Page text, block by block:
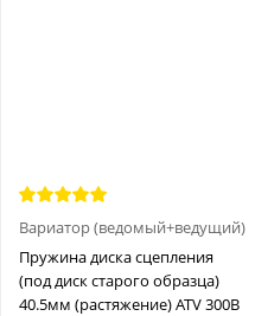
Вариатор (ведомый+ведущий)
Пружина диска сцепления
(под диск старого образца)
40.5мм (растяжение) ATV 300B